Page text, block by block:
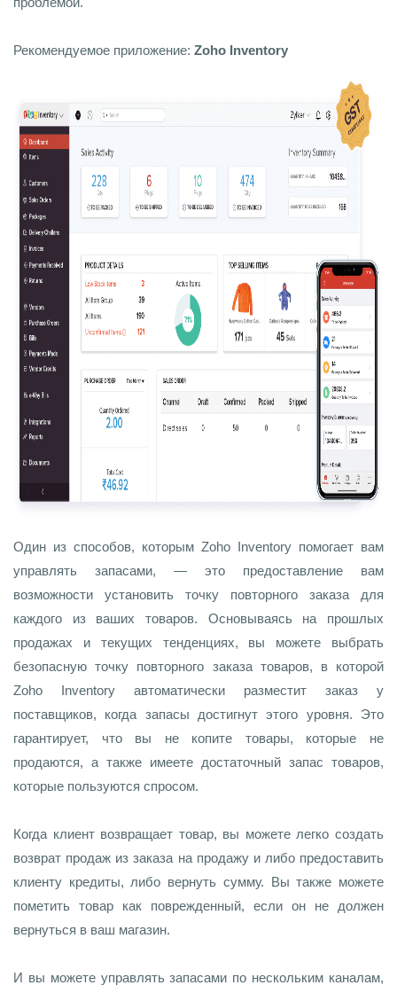
Рекомендуемое приложение: Zoho Inventory
Один из способов, которым Zoho Inventory помогает вам
управлять запасами, — это предоставление вам
возможности установить точку повторного заказа для
каждого из ваших товаров. Основываясь на прошлых
продажах и текущих тенденциях, вы можете выбрать
безопасную точку повторного заказа товаров, в которой
Zoho Inventory автоматически разместит заказ у
поставщиков, когда запасы достигнут этого уровня. Это
гарантирует, что вы не копите товары, которые не
продаются, а также имеете достаточный запас товаров,
которые пользуются спросом.
Когда клиент возвращает товар, вы можете легко создать
возврат продаж из заказа на продажу и либо предоставить
клиенту кредиты, либо вернуть сумму. Вы также можете
пометить товар как поврежденный, если он не должен
вернуться в ваш магазин.
И вы можете управлять запасами по нескольким каналам,